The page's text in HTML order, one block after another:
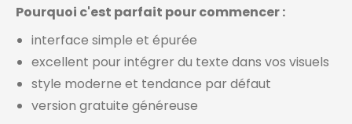
Pourquoi c'est parfait pour commencer :
interface simple et épurée
excellent pour intégrer du texte dans vos visuels
style moderne et tendance par défaut
version gratuite généreuse